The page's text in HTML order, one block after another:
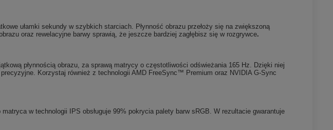
ułamki sekundy w szybkich starciach. Płynność obrazu przełoży się na zwiększoną
oraz rewelacyjne barwy sprawią, że jeszcze bardziej zagłębisz się w rozgrywce.
płynnością obrazu, za sprawą matrycy o częstotliwości odświeżania 165 Hz. Dzięki niej
Korzystaj również z technologii AMD FreeSync™ Premium oraz NVIDIA G-Sync
w technologii IPS obsługuje 99% pokrycia palety barw sRGB. W rezultacie gwarantuje